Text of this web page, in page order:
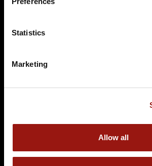
Statistics
Marketing
Allow all
Spielleiter (m/w/d) für
DINNER gesucht!